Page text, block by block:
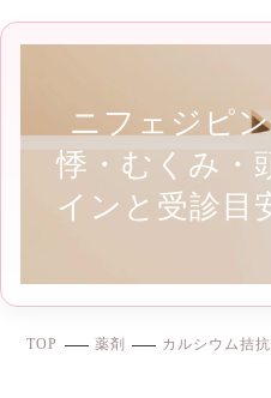
ニフェジピ
悸・むくみ・
インと受診目
TOP 薬剤 カルシウム拮